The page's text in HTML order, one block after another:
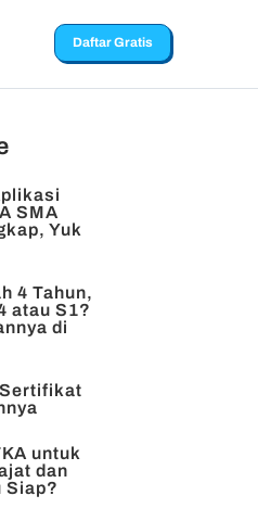
Daftar Gratis
SMA
Yuk
4 Tahun,
atau S1?
di
untuk
dan
Siap?